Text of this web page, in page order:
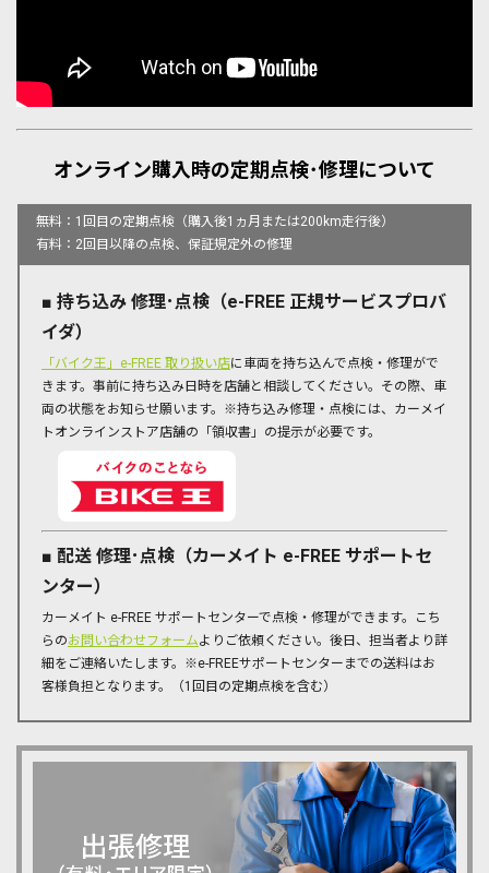
オンライン購入時の定期点検･修理について
無料：1回目の定期点検（購入後1ヵ月または200km走行後）
有料：2回目以降の点検、保証規定外の修理
■ 持ち込み 修理･点検（e-FREE 正規サービスプロバ
イダ）
「バイク王」e-FREE 取り扱い店に車両を持ち込んで点検・修理がで
きます。事前に持ち込み日時を店舗と相談してください。その際、車
両の状態をお知らせ願います。※持ち込み修理・点検には、カーメイ
トオンラインストア店舗の「領収書」の提示が必要です。
■ 配送 修理･点検（カーメイト e-FREE サポートセ
ンター）
カーメイト e-FREE サポートセンターで点検・修理ができます。こち
らのお問い合わせフォームよりご依頼ください。後日、担当者より詳
細をご連絡いたします。※e-FREEサポートセンターまでの送料はお
客様負担となります。（1回目の定期点検を含む）